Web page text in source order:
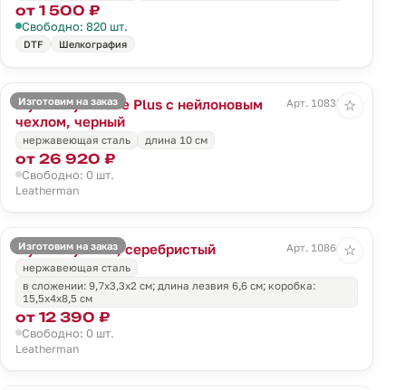
от 1 500 ₽
Свободно: 820 шт.
DTF Шелкография
Изготовим на заказ
Мультитул Wave Plus с нейлоновым
чехлом, черный
Арт. 10833.30
нержавеющая сталь длина 10 см
от 26 920 ₽
Свободно: 0 шт.
Leatherman
☆
Изготовим на заказ
Мультитул Rev, серебристый
Арт. 10866.10
нержавеющая сталь
в сложении: 9,7х3,3х2 см; длина лезвия 6,6 см; коробка:
15,5х4х8,5 см
от 12 390 ₽
Свободно: 0 шт.
Leatherman
☆